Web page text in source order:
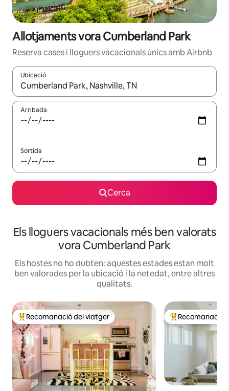
Allotjaments vora Cumberland Park
Reserva cases i lloguers vacacionals únics amb Airbnb
Ubicació
Quan els resultats estiguin disponibles, podràs navegar-hi a
Arribada
Sortida
Cerca
Els lloguers vacacionals més ben valorats
vora Cumberland Park
Els hostes no ho dubten: aquestes estades estan molt
ben valorades per la ubicació i la netedat, entre altres
qualitats.
Principals recomanacions dels viatgers
Recomanació del viatger Principals
Recomanació